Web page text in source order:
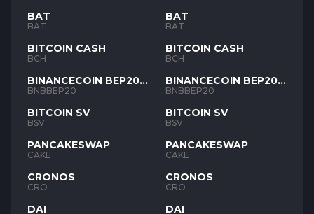
BAT
BAT
BITCOIN CASH
BCH
BINANCECOIN BEP20
BNB
BNBBEP20
BITCOIN SV
BSV
PANCAKESWAP
CAKE
CRONOS
CRO
DAI
BAT
BAT
BITCOIN CASH
BCH
BINANCECOIN BEP20
BNB
BNBBEP20
BITCOIN SV
BSV
PANCAKESWAP
CAKE
CRONOS
CRO
DAI